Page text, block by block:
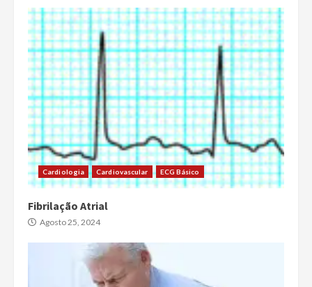
Cardiologia Cardiovascular ECG Básico
Fibrilação Atrial
Agosto 25, 2024